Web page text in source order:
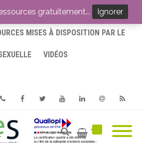
MISES À DISPOSITION PAR LE
VIDÉOS
FacebookTwitterYoutube
gratuitement... Ignorer